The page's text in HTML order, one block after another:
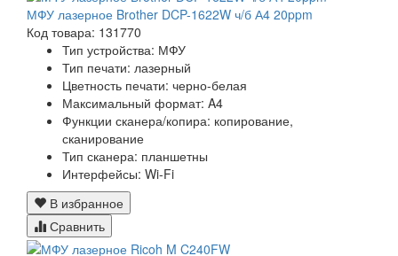
МФУ лазерное Brother DCP-1622W ч/б А4 20ppm
Код товара: 131770
Тип устройства: МФУ
Тип печати: лазерный
Цветность печати: черно-белая
Максимальный формат: A4
Функции сканера/копира: копирование,
сканирование
Тип сканера: планшетны
Интерфейсы: Wi-Fi
В избранное
Сравнить